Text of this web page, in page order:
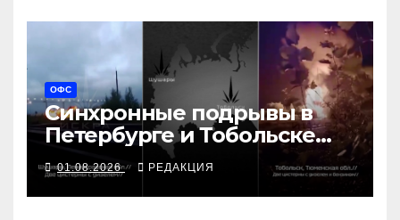
ОФС
Синхронные подрывы в
Петербурге и Тобольске
сорвали графики ВПК
01.08.2026 РЕДАКЦИЯ